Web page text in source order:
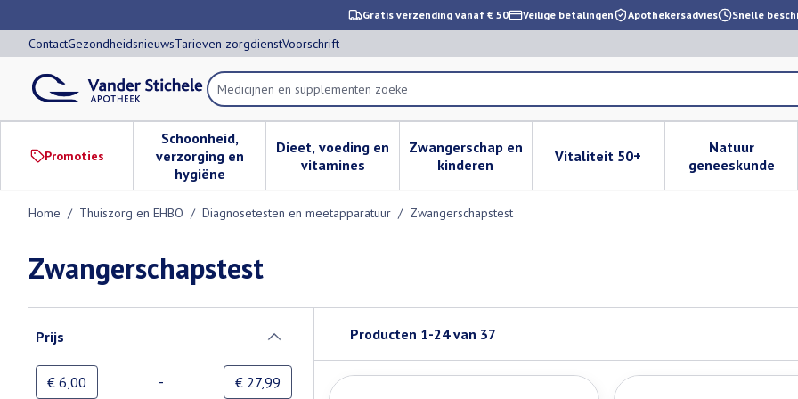
Gratis verzending vanaf € 50 Veilige betalingen Apothekersadvies Snelle
ContactGezondheidsnieuwsTarieven zorgdienstVoorschrift
Product, merk, categorie...
Promoties
Schoonheid,
verzorging en
hygiëne
Toon submenu voor Schoonheid, verzorging en hygiëne categorie
Dieet, voeding en
vitaminesToon submenu voor Dieet, voeding en vitamines categorie
Zwangerschap en
kinderenToon submenu voor Zwangerschap en kinderen
Vitaliteit 50+Toon submenu voor Vitaliteit
Natuur
geneeskunde
Toon
Home / Thuiszorg en EHBO / Diagnosetesten en meetapparatuur / Zwangerschapstest
Zwangerschapstest
Prijs
Minimumwaarde
€ 6,00 - Maximale waarde
€ 27,99
Producten 1-24van 37